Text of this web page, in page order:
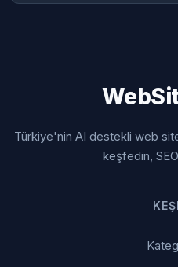
Türkiye'nin AI destekli web
keşfedin,